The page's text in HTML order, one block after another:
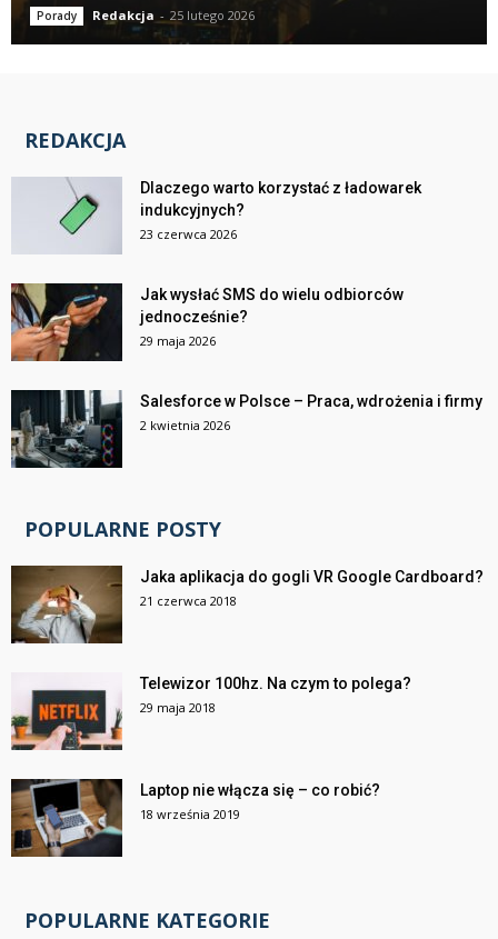
Porady Redakcja - 25 lutego 2026
REDAKCJA
Dlaczego warto korzystać z ładowarek
indukcyjnych?
23 czerwca 2026
Jak wysłać SMS do wielu odbiorców
jednocześnie?
29 maja 2026
Salesforce w Polsce – Praca, wdrożenia i firmy
2 kwietnia 2026
POPULARNE POSTY
Jaka aplikacja do gogli VR Google Cardboard?
21 czerwca 2018
Telewizor 100hz. Na czym to polega?
29 maja 2018
Laptop nie włącza się – co robić?
18 września 2019
POPULARNE KATEGORIE